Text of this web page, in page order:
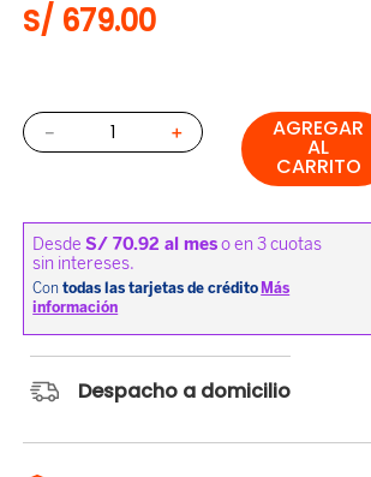
S/ 679.00
＋
－ AGREGAR
AL
CARRITO
Despacho a domicilio